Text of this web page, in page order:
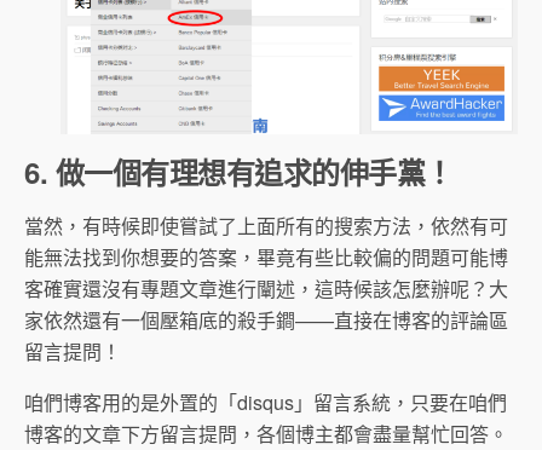
6. 做一個有理想有追求的伸手黨！
當然，有時候即使嘗試了上面所有的搜索方法，依然有可
能無法找到你想要的答案，畢竟有些比較偏的問題可能博
客確實還沒有專題文章進行闡述，這時候該怎麼辦呢？大
家依然還有一個壓箱底的殺手鐧——直接在博客的評論區
留言提問！
咱們博客用的是外置的「disqus」留言系統，只要在咱們
博客的文章下方留言提問，各個博主都會盡量幫忙回答。